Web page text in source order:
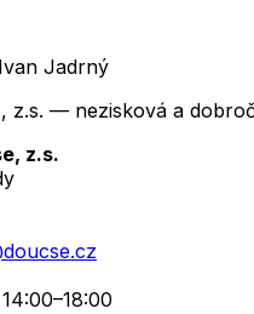
Jadrný
z.s. — nezisková a
z.s.